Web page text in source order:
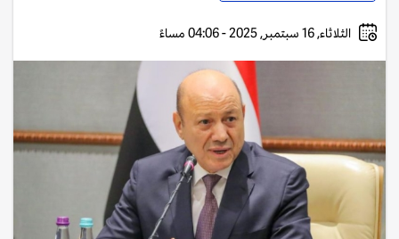
الثلاثاء, 16 سبتمبر, 2025 - 04:06 مساءً